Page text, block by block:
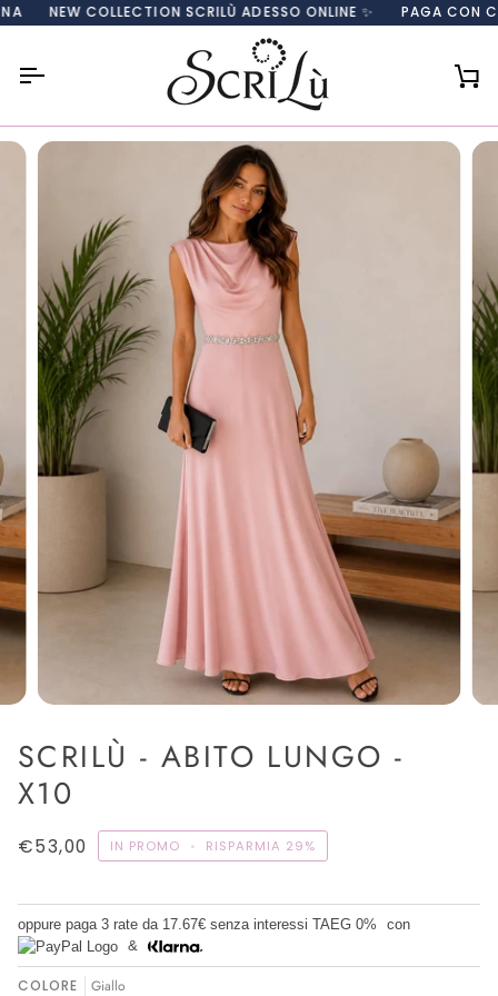
Salta
al
NEW COLLECTION SCRILÙ ADESSO ONLINE ✨ PAGA CON
SCRILÙ - ABITO LUNGO -
X10
€53,00 IN PROMO • RISPARMIA 29%
oppure paga 3 rate da 17.67€ senza interessi TAEG 0%
con
&
COLORE Giallo